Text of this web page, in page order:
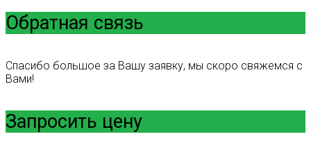
Обратная связь
Спасибо большое за Вашу заявку, мы скоро свяжемся с
Вами!
Запросить цену